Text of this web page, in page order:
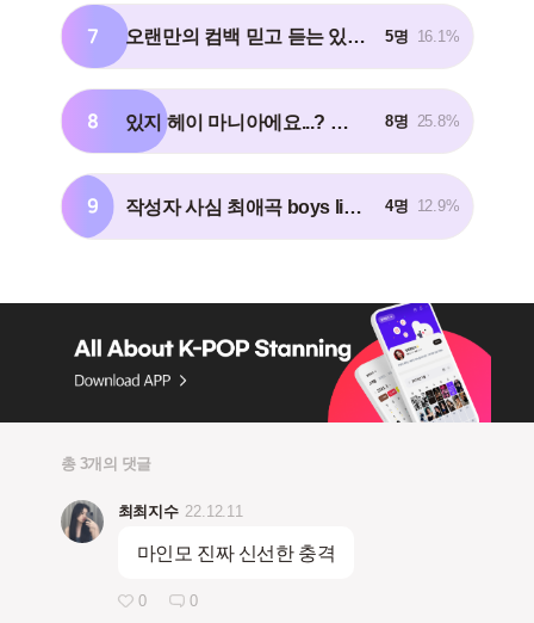
7 오랜만의 컴백 믿고 듣는 있지의 스니커즈! 5명 16.1%
8 8명 25.8%
9 작성자 사심 최애곡 boys like you! 4명 12.9%
총 3개의 댓글
최최지수 22.12.11
마인모 진짜 신선한 충격
0 0